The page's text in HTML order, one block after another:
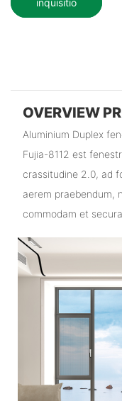
inquisitio
OVERVIEW
Aluminium Duplex
Fujia-8112 est
crassitudine 2.0, ad
aerem praebendum,
commodam et